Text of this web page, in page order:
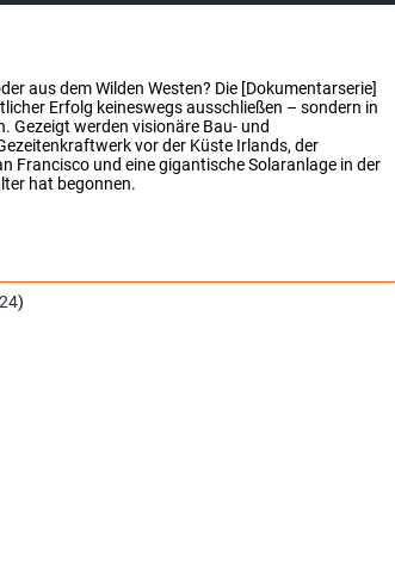
aus dem Wilden Westen? Die [Dokumentarserie]
Erfolg keineswegs ausschließen – sondern in
Gezeigt werden visionäre Bau- und
vor der Küste Irlands, der
Francisco und eine gigantische Solaranlage in der
hat begonnen.
)